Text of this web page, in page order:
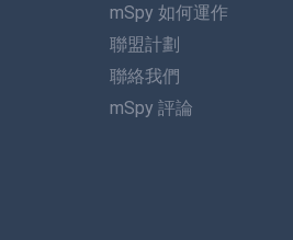
mSpy 如何運作
聯盟計劃
聯絡我們
mSpy 評論